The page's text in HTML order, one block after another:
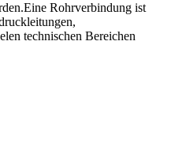
Rohrverbindung ist
technischen Bereichen